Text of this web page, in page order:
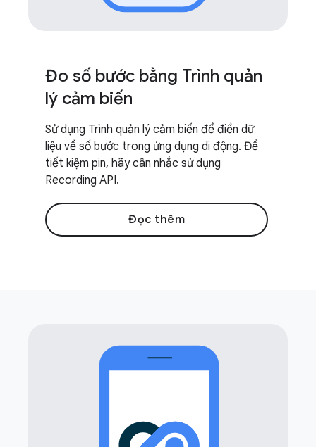
Đo số bước bằng Trình quản
lý cảm biến
Sử dụng Trình quản lý cảm biến để điền dữ
liệu về số bước trong ứng dụng di động. Để
tiết kiệm pin, hãy cân nhắc sử dụng
Recording API.
Đọc thêm